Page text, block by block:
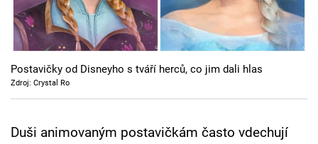
Cool Esport
Pořady
TV Program
Postavičky od Disneyho s tváří herců, co jim dali hlas
Zdroj: Crystal Ro
Duši animovaným postavičkám často vdechují